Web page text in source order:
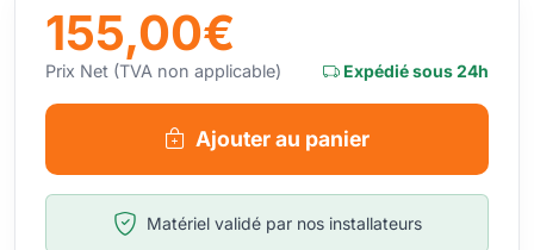
155,00€
Prix Net (TVA non applicable) Expédié sous 24h
Ajouter au panier
Matériel validé par nos installateurs